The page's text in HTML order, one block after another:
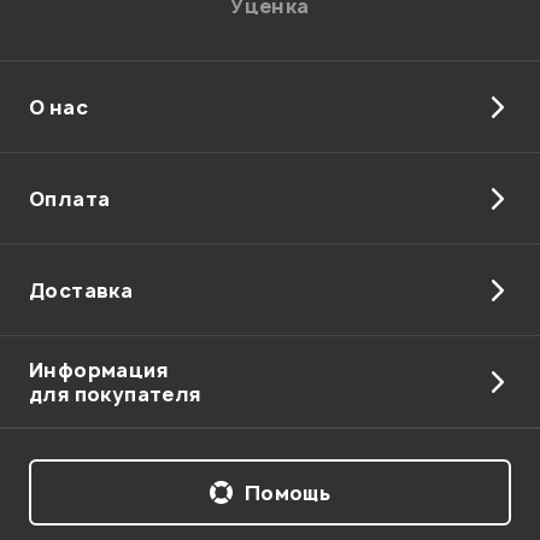
Уценка
О нас
Оплата
Доставка
Информация
для покупателя
Помощь